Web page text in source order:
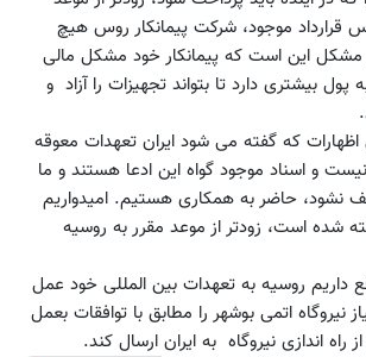
قرارداد موجود، شرکت‌ پیمانکار روس‌ هیچ‌
و مشکل‌ این‌ است‌ که‌ پیمانکار خود مشکل‌ مالی‌
پول‌ بیشتری‌ دارد تا بتواند تجهیزات‌ را آزاد و
که‌ گفته‌ می‌ شود ایران‌ تعهدات‌ معوقه‌
و اسناد موجود گواه‌ این‌ ادعا هستند و ما
نشود، حاضر به‌ همکاری‌ هستیم. امیدواریم‌
شده‌ است‌، زودتر از موعد مقرر به‌ روسیه‌
داریم‌ روسیه‌ به‌ تعهدات‌ بین‌ المللی‌ خود عمل‌
نیروگاه‌ اتمی‌ بوشهر را مطابق‌ با توافقات‌ بعمل‌
اندازی‌ نیروگاه‌ ‌ به‌ ایران‌ ارسال‌ کند.